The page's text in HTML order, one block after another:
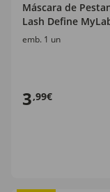
Máscara de
Lash Define
emb. 1 un
3,99€